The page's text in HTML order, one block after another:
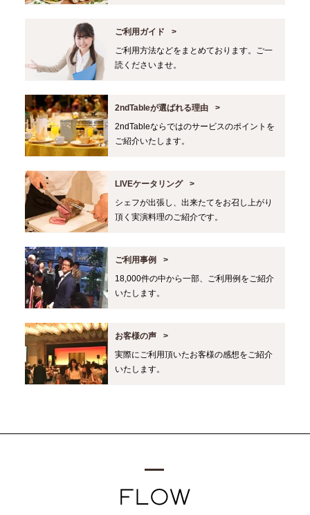
ご利用ガイド
ご利用方法などをまとめております。ご一
読くださいませ。
2ndTableが選ばれる理由
2ndTableならではのサービスのポイントを
ご紹介いたします。
LIVEケータリング
シェフが出張し、出来たてをお召し上がり
頂く実演料理のご紹介です。
ご利用事例
18,000件の中から一部、ご利用例をご紹介
いたします。
お客様の声
実際にご利用頂いたお客様の感想をご紹介
いたします。